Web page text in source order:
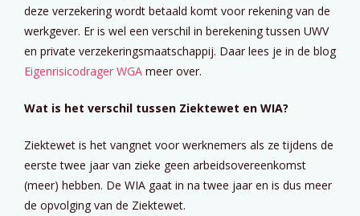
deze verzekering wordt betaald komt voor rekening van de
werkgever. Er is wel een verschil in berekening tussen UWV
en private verzekeringsmaatschappij. Daar lees je in de blog
Eigenrisicodrager WGA meer over.
Wat is het verschil tussen Ziektewet en WIA?
Ziektewet is het vangnet voor werknemers als ze tijdens de
eerste twee jaar van zieke geen arbeidsovereenkomst
(meer) hebben. De WIA gaat in na twee jaar en is dus meer
de opvolging van de Ziektewet.